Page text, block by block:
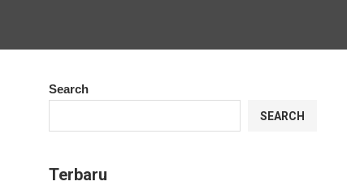
Search
SEARCH
Terbaru